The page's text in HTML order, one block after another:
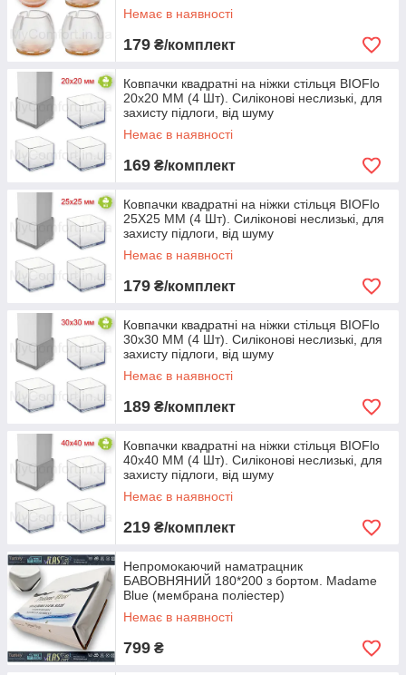
Немає в наявності
179 ₴/комплект
Ковпачки квадратні на ніжки стільця BIOFlo
20х20 ММ (4 Шт). Силіконові неслизькі, для
захисту підлоги, від шуму
Немає в наявності
169 ₴/комплект
Ковпачки квадратні на ніжки стільця BIOFlo
25Х25 ММ (4 Шт). Силіконові неслизькі, для
захисту підлоги, від шуму
Немає в наявності
179 ₴/комплект
Ковпачки квадратні на ніжки стільця BIOFlo
30х30 ММ (4 Шт). Силіконові неслизькі, для
захисту підлоги, від шуму
Немає в наявності
189 ₴/комплект
Ковпачки квадратні на ніжки стільця BIOFlo
40х40 ММ (4 Шт). Силіконові неслизькі, для
захисту підлоги, від шуму
Немає в наявності
219 ₴/комплект
Непромокаючий наматрацник
БАВОВНЯНИЙ 180*200 з бортом. Madame
Blue (мембрана поліестер)
Немає в наявності
799 ₴